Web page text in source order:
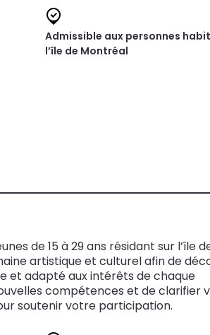
Admissible aux personnes
l’île de Montréal
de 15 à 29 ans résidant sur l’île
artistique et culturel afin de
et adapté aux intérêts de chaque
compétences et de clarifier
soutenir votre participation.